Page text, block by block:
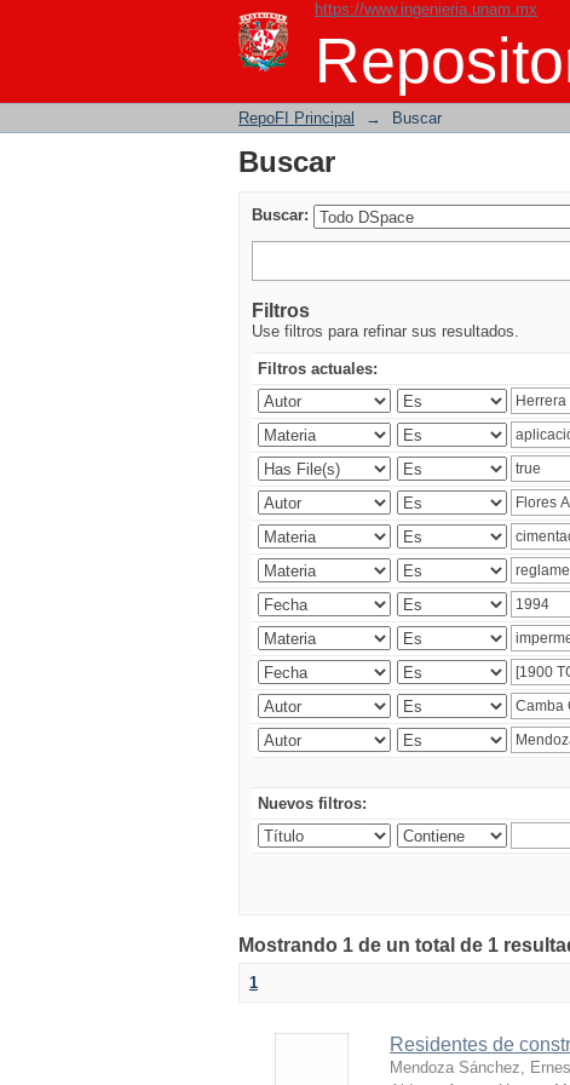
https://www.ingenieria.unam.mx
Buscar
RepoFI Principal → Buscar
Buscar
Buscar:
Filtros
Use filtros para refinar sus resultados.
Filtros actuales:
Nuevos filtros:
Mostrando 1 de un total de 1
1
Residentes de
Mendoza Sánchez,